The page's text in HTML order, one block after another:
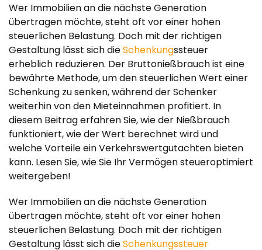
Wer Immobilien an die nächste Generation
übertragen möchte, steht oft vor einer hohen
steuerlichen Belastung. Doch mit der richtigen
Gestaltung lässt sich dieSchenkungssteuer
erheblich reduzieren. Der Bruttonießbrauch ist eine
bewährte Methode, um den steuerlichen Wert einer
Schenkung zu senken, während der Schenker
weiterhin von den Mieteinnahmen profitiert. In
diesem Beitrag erfahren Sie, wie der Nießbrauch
funktioniert, wie der Wert berechnet wird und
welche Vorteile ein Verkehrswertgutachten bieten
kann. Lesen Sie, wie Sie Ihr Vermögen steueroptimiert
weitergeben!
Wer Immobilien an die nächste Generation
übertragen möchte, steht oft vor einer hohen
steuerlichen Belastung. Doch mit der richtigen
Gestaltung lässt sich dieSchenkungssteuer